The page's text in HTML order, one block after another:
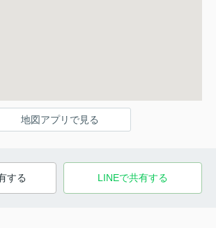
地図アプリで見る
する LINEで共有する